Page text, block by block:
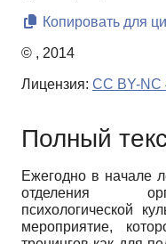
Копировать для
© , 2014
Лицензия: CC BY-NC
Полный
Ежегодно в начале
отделения
психологической
мероприятие,